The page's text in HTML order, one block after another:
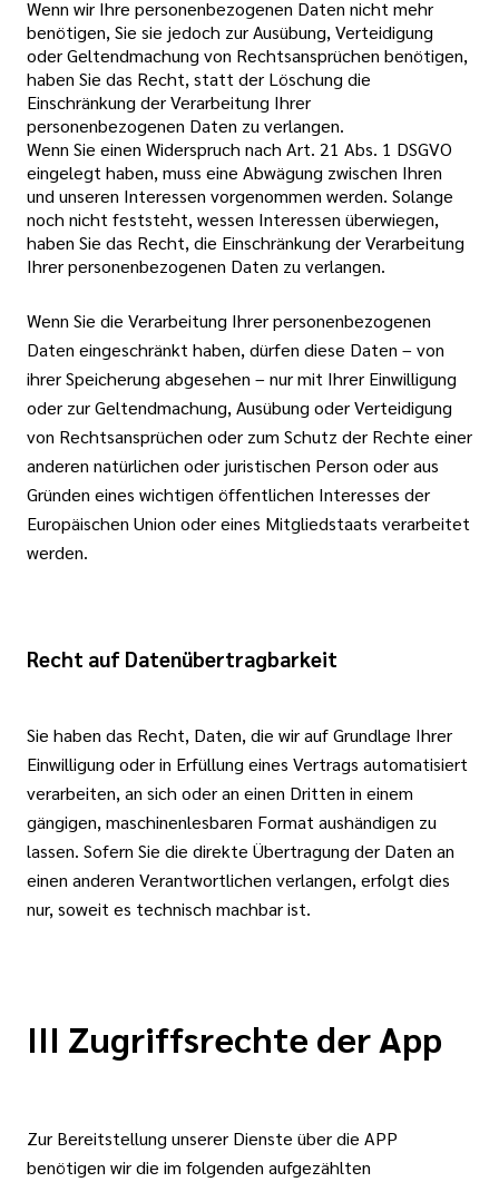
Wenn wir Ihre personenbezogenen Daten nicht mehr
benötigen, Sie sie jedoch zur Ausübung, Verteidigung
oder Geltendmachung von Rechtsansprüchen benötigen,
haben Sie das Recht, statt der Löschung die
Einschränkung der Verarbeitung Ihrer
personenbezogenen Daten zu verlangen.
Wenn Sie einen Widerspruch nach Art. 21 Abs. 1 DSGVO
eingelegt haben, muss eine Abwägung zwischen Ihren
und unseren Interessen vorgenommen werden. Solange
noch nicht feststeht, wessen Interessen überwiegen,
haben Sie das Recht, die Einschränkung der Verarbeitung
Ihrer personenbezogenen Daten zu verlangen.
Wenn Sie die Verarbeitung Ihrer personenbezogenen
Daten eingeschränkt haben, dürfen diese Daten – von
ihrer Speicherung abgesehen – nur mit Ihrer Einwilligung
oder zur Geltendmachung, Ausübung oder Verteidigung
von Rechtsansprüchen oder zum Schutz der Rechte einer
anderen natürlichen oder juristischen Person oder aus
Gründen eines wichtigen öffentlichen Interesses der
Europäischen Union oder eines Mitgliedstaats verarbeitet
werden.
Recht auf Datenübertragbarkeit
Sie haben das Recht, Daten, die wir auf Grundlage Ihrer
Einwilligung oder in Erfüllung eines Vertrags automatisiert
verarbeiten, an sich oder an einen Dritten in einem
gängigen, maschinenlesbaren Format aushändigen zu
lassen. Sofern Sie die direkte Übertragung der Daten an
einen anderen Verantwortlichen verlangen, erfolgt dies
nur, soweit es technisch machbar ist.
III Zugriffsrechte der App
Zur Bereitstellung unserer Dienste über die APP
benötigen wir die im folgenden aufgezählten